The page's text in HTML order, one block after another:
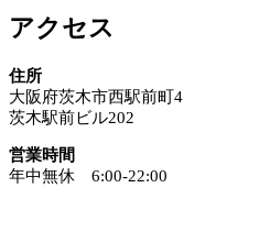
アクセス
住所
大阪府茨木市西駅前町4
茨木駅前ビル202
営業時間
年中無休 6:00-22:00